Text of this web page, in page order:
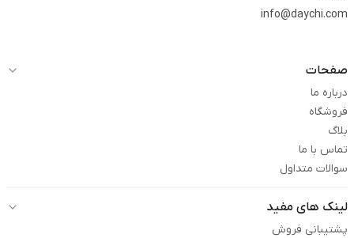
info@daychi.com
صفحات
درباره ما
فروشگاه
بلاگ
تماس با ما
سوالات متداول
لینک های مفید
پشتیبانی فروش